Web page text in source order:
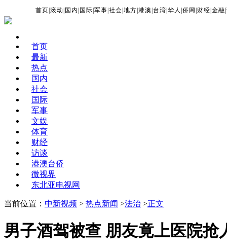
首页 |滚动 国内 国际 |军事 |社会 |地方 |港澳 台湾 |华人 |侨网 财经 |金融 |
首页
最新
热点
国内
社会
国际
军事
文娱
体育
财经
访谈
港澳台侨
微视界
东北亚电视网
当前位置： 中新视频 > 热点新闻 >法治 >正文
男子酒驾被查 朋友竟上医院抢